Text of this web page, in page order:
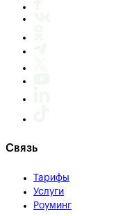
Связь
Тарифы
Услуги
Роуминг